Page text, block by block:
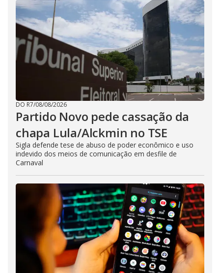
DO R7/08/08/2026
Partido Novo pede cassação da
chapa Lula/Alckmin no TSE
Sigla defende tese de abuso de poder econômico e uso
indevido dos meios de comunicação em desfile de
Carnaval